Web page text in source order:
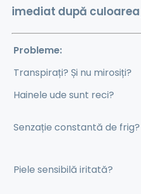
imediat după
Probleme:
Transpirați? Și nu mirosiți?
Hainele ude sunt reci?
Senzație constantă de frig?
Piele sensibilă iritată?